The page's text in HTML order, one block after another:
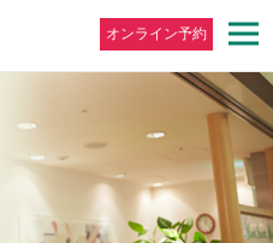
オンライン予約